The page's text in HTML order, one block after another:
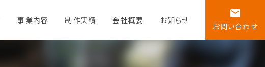
事業内容 制作実績 会社概要 お知らせ
email
お問い合わせ